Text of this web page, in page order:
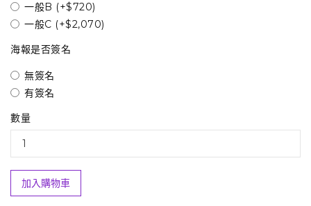
一般B (+$720)
一般C (+$2,070)
海報是否簽名
無簽名
有簽名
數量
加入購物車